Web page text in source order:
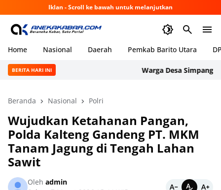
Iklan - Scroll ke bawah untuk melanjutkan
Home Nasional Daerah Pemkab Barito Utara
BERITA HARI INI Warga Desa Simpang
Beranda Nasional Polri
Wujudkan Ketahanan Pangan,
Polda Kalteng Gandeng PT. MKM
Tanam Jagung di Tengah Lahan
Sawit
Oleh admin